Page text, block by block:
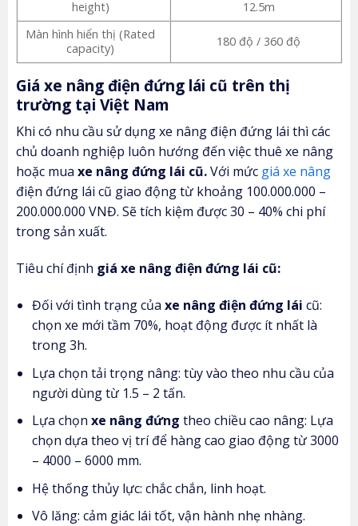
height)
12.5m
Màn hình hiển thị (Rated
capacity)
180 độ / 360 độ
Giá xe nâng điện đứng lái cũ trên thị
trường tại Việt Nam
Khi có nhu cầu sử dụng xe nâng điện đứng lái thì các
chủ doanh nghiệp luôn hướng đến việc thuê xe nâng
hoặc mua xe nâng đứng lái cũ.Với mức giá xe nâng
điện đứng lái cũ giao động từ khoảng 100.000.000 –
200.000.000 VNĐ. Sẽ tích kiệm được 30 – 40% chi phí
trong sản xuất.
Tiêu chí định giá xe nâng điện đứng lái cũ:
Đối với tình trạng của xe nâng điện đứng lái cũ:
chọn xe mới tầm 70%, hoạt động được ít nhất là
trong 3h.
Lựa chọn tải trọng nâng: tùy vào theo nhu cầu của
người dùng từ 1.5 – 2 tấn.
Lựa chọn xe nâng đứng theo chiều cao nâng: Lựa
chọn dựa theo vị trí để hàng cao giao động từ 3000
– 4000 – 6000 mm.
Hệ thống thủy lực: chắc chắn, linh hoạt.
Vô lăng: cảm giác lái tốt, vận hành nhẹ nhàng.